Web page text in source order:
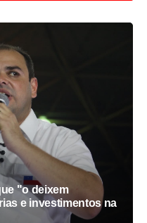
"o deixem
e investimentos na